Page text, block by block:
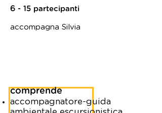
6 - 15 partecipanti
accompagna Silvia
comprende
accompagnatore-guida